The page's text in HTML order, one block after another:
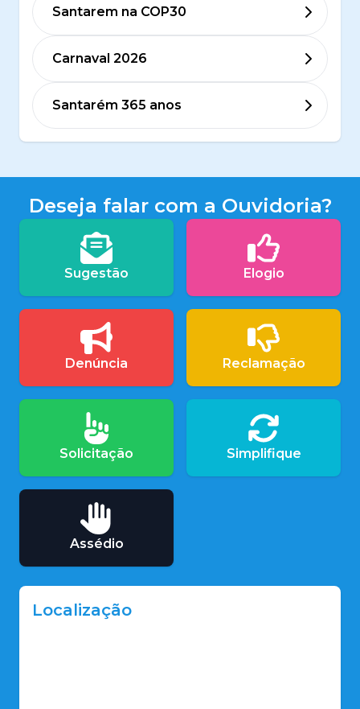
Santarem na COP30
Carnaval 2026
Santarém 365 anos
Deseja falar com a Ouvidoria?
Sugestão Elogio
Denúncia Reclamação
Solicitação Simplifique
Assédio
Localização